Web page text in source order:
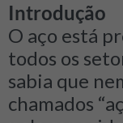
Introdução
O aço está
todos os
sabia que
chamados